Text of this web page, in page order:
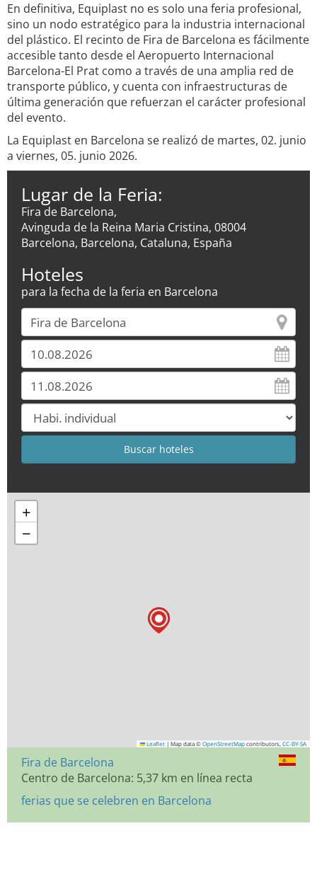
En definitiva, Equiplast no es solo una feria profesional,
sino un nodo estratégico para la industria internacional
del plástico. El recinto de Fira de Barcelona es fácilmente
accesible tanto desde el Aeropuerto Internacional
Barcelona-El Prat como a través de una amplia red de
transporte público, y cuenta con infraestructuras de
última generación que refuerzan el carácter profesional
del evento.
La Equiplast en Barcelona se realizó de martes, 02. junio
a viernes, 05. junio 2026.
Lugar de la Feria:
Fira de Barcelona,
Avinguda de la Reina Maria Cristina, 08004
Barcelona, Barcelona, Cataluna, España
Hoteles
para la fecha de la feria en Barcelona
+
−
Leaflet | Map data © OpenStreetMap contributors, CC-BY-SA
Fira de Barcelona
Centro de Barcelona: 5,37 km en línea recta
ferias que se celebren en Barcelona